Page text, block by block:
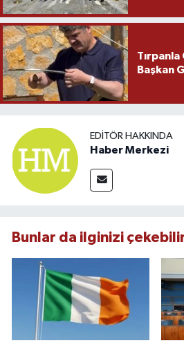
Tırpanla
Başkan
EDITÖR HAKKINDA
Haber Merkezi
Bunlar da ilginizi